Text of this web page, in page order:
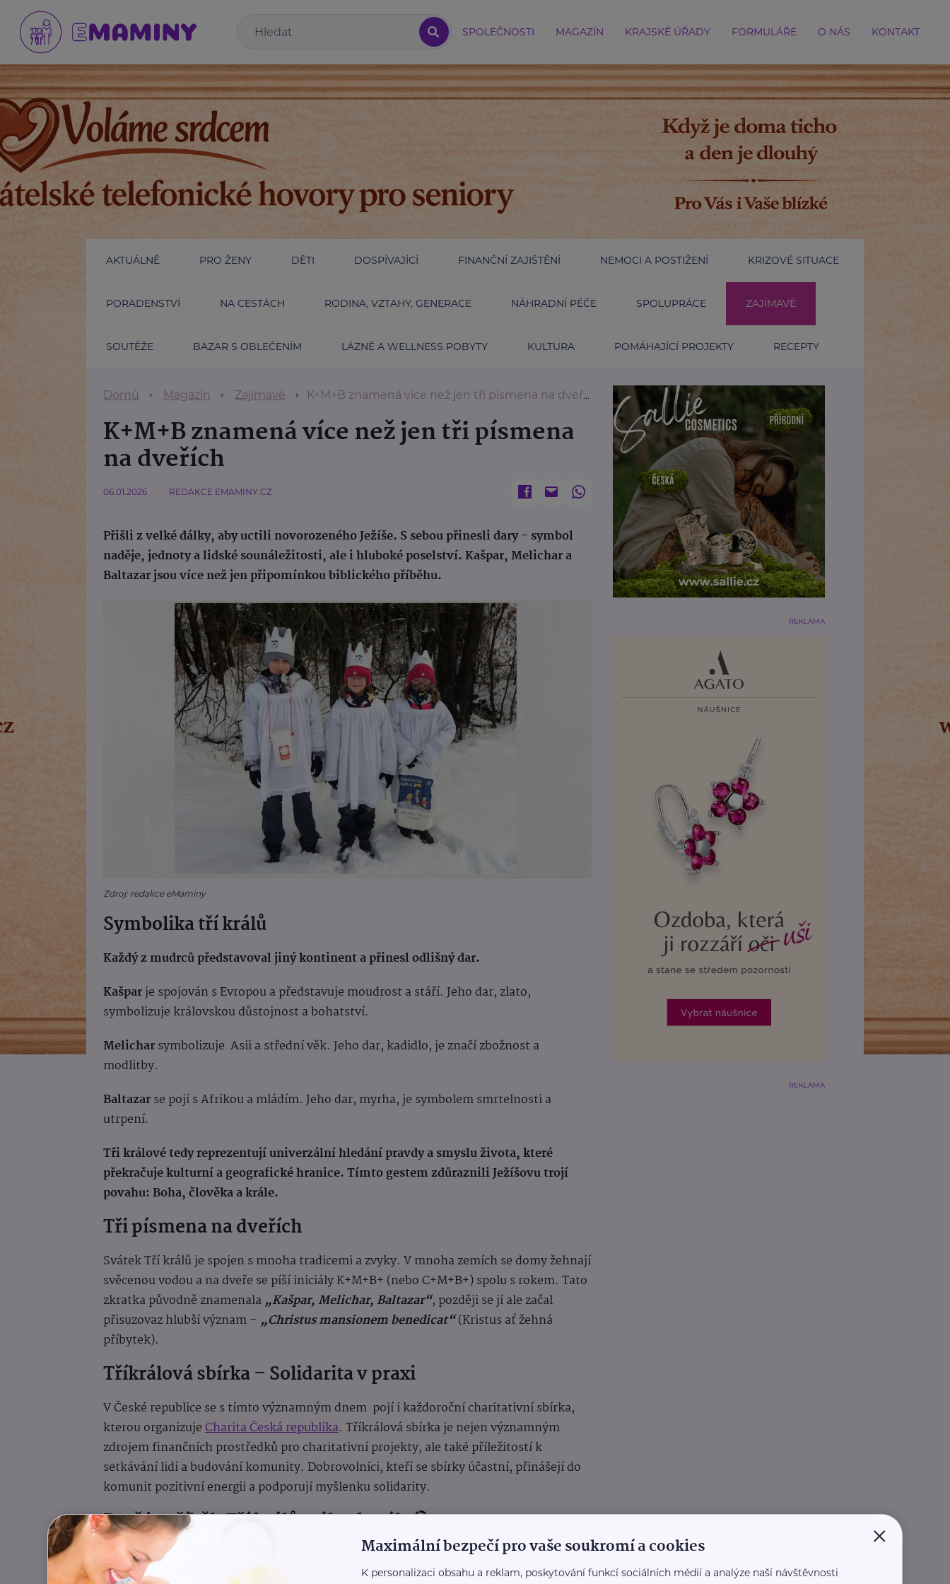
SPOLEČNOSTI MAGAZÍN KRAJSKÉ ÚŘADY FORMULÁŘE O NÁS KONTAKT
AKTUÁLNĚ PRO ŽENY DĚTI DOSPÍVAJÍCÍ FINANČNÍ ZAJIŠTĚNÍ NEMOCI A POSTIŽENÍ KRIZOVÉ SITUACE
PORADENSTVÍ NA CESTÁCH RODINA, VZTAHY, GENERACE NÁHRADNÍ PÉČE SPOLUPRÁCE ZAJÍMAVÉ
SOUTĚŽE BAZAR S OBLEČENÍM LÁZNĚ A WELLNESS POBYTY KULTURA POMÁHAJÍCÍ PROJEKTY RECEPTY
Domů Magazín Zajímavé K+M+B znamená více než jen tři písmena na dveřích
K+M+B znamená více než jen tři písmena
na dveřích
06.01.2026 REDAKCE EMAMINY.CZ
Přišli z velké dálky, aby uctili novorozeného Ježíše. S sebou přinesli dary - symbol
naděje, jednoty a lidské sounáležitosti, ale i hluboké poselství. Kašpar, Melichar a
Baltazar jsou více než jen připomínkou biblického příběhu.
Zdroj: redakce eMaminy
Symbolika tří králů
Každý z mudrců představoval jiný kontinent a přinesl odlišný dar.
Kašparje spojován s Evropou a představuje moudrost a stáří. Jeho dar, zlato,
symbolizuje královskou důstojnost a bohatství.
Melicharsymbolizuje Asii a střední věk. Jeho dar, kadidlo, je značí zbožnost a
modlitby.
Baltazarse pojís Afrikou a mládím. Jeho dar, myrha, je symbolem smrtelnosti a
utrpení.
Tři králové tedy reprezentují univerzální hledání pravdy a smyslu života, které
překračuje kulturní a geografické hranice.Tímto gestem zdůraznili Ježíšovu trojí
povahu: Boha, člověka a krále.
Tři písmena na dveřích
Svátek Tří králů je spojen s mnoha tradicemi a zvyky. V mnoha zemích se domy žehnají
svěcenou vodou a na dveře se píší iniciály K+M+B+ (nebo C+M+B+) spolu s rokem. Tato
zkratka původně znamenala„Kašpar, Melichar, Baltazar“, později se jí ale začal
přisuzovaz hlubší význam – „Christus mansionem benedicat“(Kristus ať žehná
příbytek).
Tříkrálová sbírka – Solidarita v praxi
V České republice se s tímto významným dnem pojí i každoroční charitativní sbírka,
kterou organizujeCharita Česká republika. Tříkrálová sbírka je nejen významným
zdrojem finančních prostředků pro charitativní projekty, ale také příležitostí k
setkávání lidí a budování komunity. Dobrovolníci, kteří se sbírky účastní, přinášejí do
komunit pozitivní energii a podporují myšlenku solidarity.
Proč je příběh Tří králů stále aktuální?
Učí nás toleranci
REKLAMA
REKLAMA
×
Maximální bezpečí pro vaše soukromí a cookies
K personalizaci obsahu a reklam, poskytování funkcí sociálních médií a analýze naší návštěvnosti